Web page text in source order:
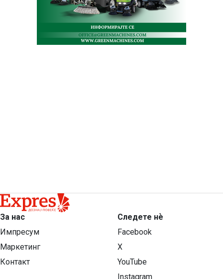
За нас
Импресум
Маркетинг
Контакт
Следете нѐ
Facebook
X
YouTube
Instagram